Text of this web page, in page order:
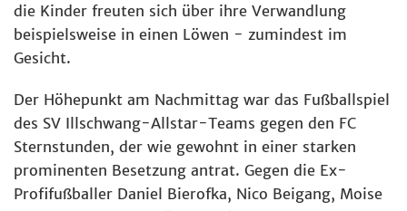
die Kinder freuten sich über ihre Verwandlung
beispielsweise in einen Löwen - zumindest im
Gesicht.
Der Höhepunkt am Nachmittag war das Fußballspiel
des SV Illschwang-Allstar-Teams gegen den FC
Sternstunden, der wie gewohnt in einer starken
prominenten Besetzung antrat. Gegen die Ex-
Profifußballer Daniel Bierofka, Nico Beigang, Moise